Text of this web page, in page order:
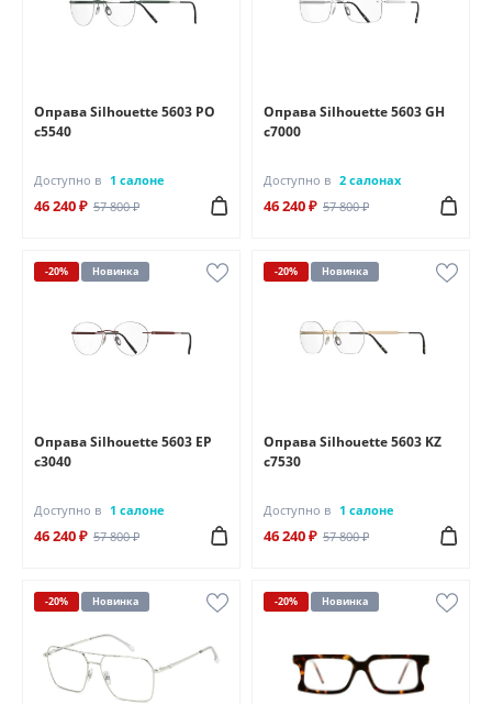
Оправа Silhouette 5603 PO
c5540
Доступно в 1 салоне
46 240 ₽ 57 800 ₽
Оправа Silhouette 5603 GH
c7000
Доступно в 2 салонах
46 240 ₽ 57 800 ₽
-20% Новинка
Оправа Silhouette 5603 EP
c3040
Доступно в 1 салоне
46 240 ₽ 57 800 ₽
-20% Новинка
Оправа Silhouette 5603 KZ
c7530
Доступно в 1 салоне
46 240 ₽ 57 800 ₽
-20% Новинка -20% Новинка